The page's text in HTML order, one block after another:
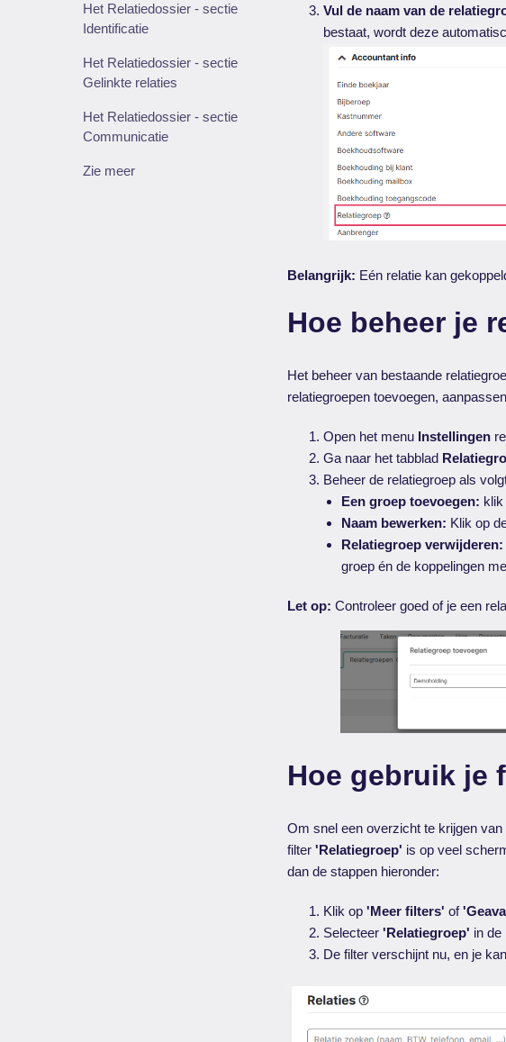
Het Relatiedossier - sectie
Identificatie
Het Relatiedossier - sectie
Gelinkte relaties
Het Relatiedossier - sectie
Communicatie
Zie meer
Vul de naam van de
bestaat, wordt deze
Belangrijk: Eén relatie kan
Hoe beheer je
Het beheer van bestaande
relatiegroepen toevoegen,
Open het menu Instellingen
Ga naar het tabblad
Beheer de relatiegroep als
Een groep toevoegen: klik
Naam bewerken: Klik op
Relatiegroep verwijderen:
groep én de koppelingen
Let op: Controleer goed of je een
Hoe gebruik je
Om snel een overzicht te krijgen
filter'Relatiegroep' is op veel
dan de stappen hieronder:
Klik op'Meer filters' of
Selecteer'Relatiegroep' in de
De filter verschijnt nu, en je